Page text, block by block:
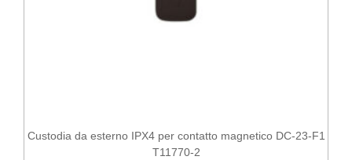
Custodia da esterno IPX4 per contatto magnetico DC-23-F1
T11770-2